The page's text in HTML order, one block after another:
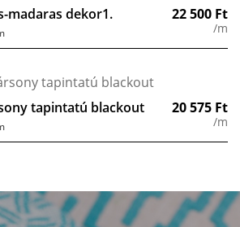
madaras dekor1. 22 500 Ft
/m
tapintatú blackout 20 575 Ft
/m